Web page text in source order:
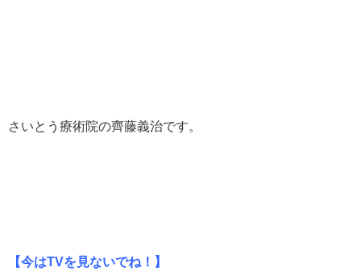
さいとう療術院の齊藤義治です。
【今はTVを見ないでね！】